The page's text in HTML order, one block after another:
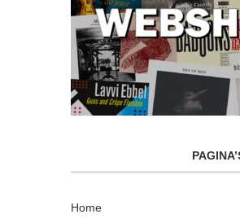
Home